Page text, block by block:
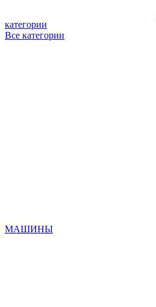
категории
Все категории
МАШИНЫ